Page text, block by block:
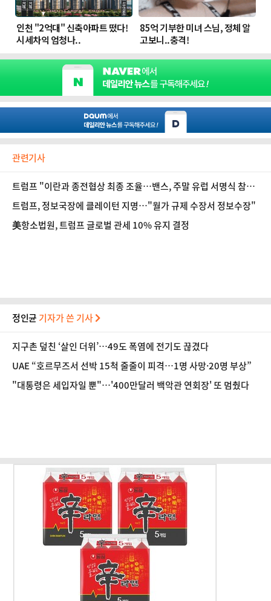
관련기사
트럼프 "이란과 종전협상 최종 조율…밴스, 주말 유럽 서명식 참석
할 수도"
트럼프, 정보국장에 클레이턴 지명…"월가 규제 수장서 정보수장"
美항소법원, 트럼프 글로벌 관세 10% 유지 결정
정인균 기자가 쓴 기사
지구촌 덮친 ‘살인 더위’…49도 폭염에 전기도 끊겼다
UAE “호르무즈서 선박 15척 줄줄이 피격…1명 사망·20명 부상”
"대통령은 세입자일 뿐"…'400만달러 백악관 연회장' 또 멈췄다